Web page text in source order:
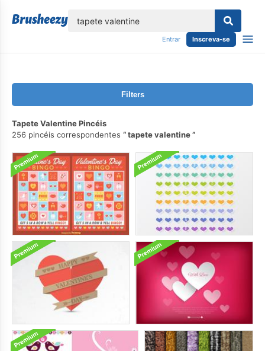
Entrar Inscreva-se
Filters
Tapete Valentine Pincéis
256 pincéis correspondentes
tapete valentine